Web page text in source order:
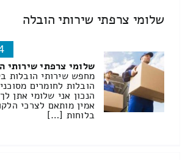
שלומי צרפתי שירותי הובלה
שלומי צרפתי שירותי
מחפש שירותי הובלות
הובלות לחומרים
הנכון אני שלומי אתן
אמין מותאם לצרכי
בלוחות […]